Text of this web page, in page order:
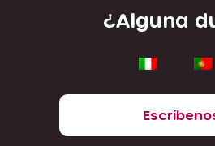
¿Alguna